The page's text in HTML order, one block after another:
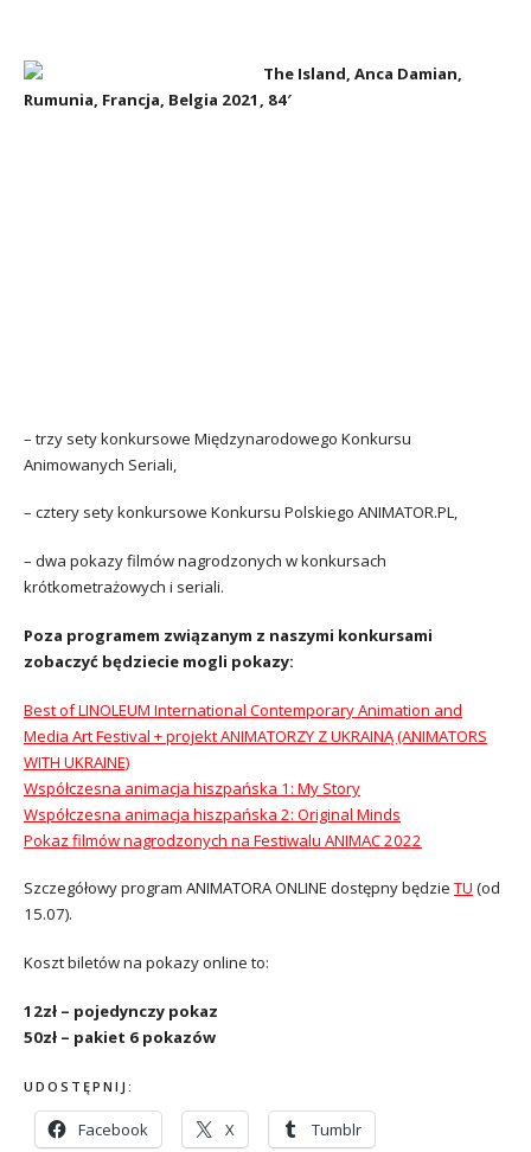
The Island, Anca Damian,
Rumunia, Francja, Belgia 2021, 84′
– trzy sety konkursowe Międzynarodowego Konkursu
Animowanych Seriali,
– cztery sety konkursowe Konkursu Polskiego ANIMATOR.PL,
– dwa pokazy filmów nagrodzonych w konkursach
krótkometrażowych i seriali.
Poza programem związanym z naszymi konkursami
zobaczyć będziecie mogli pokazy:
Best of LINOLEUM International Contemporary Animation and
Media Art Festival + projekt ANIMATORZY Z UKRAINĄ (ANIMATORS
WITH UKRAINE)
Współczesna animacja hiszpańska 1: My Story
Współczesna animacja hiszpańska 2: Original Minds
Pokaz filmów nagrodzonych na Festiwalu ANIMAC 2022
Szczegółowy program ANIMATORA ONLINE dostępny będzie TU (od
15.07).
Koszt biletów na pokazy online to:
12zł – pojedynczy pokaz
50zł – pakiet 6 pokazów
UDOSTĘPNIJ:
Facebook X Tumblr